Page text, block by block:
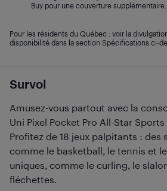
Survol
Amusez-vous partout avec la
Uni Pixel Pocket Pro All-Star Sports
Profitez de 18 jeux palpitants : des
comme le basketball, le tennis et
uniques, comme le curling, le
fléchettes.
Buy pour une couverture supplémentaire.
Pour les résidents du Québec : voir la
disponibilité dans la section Spécifications ci-